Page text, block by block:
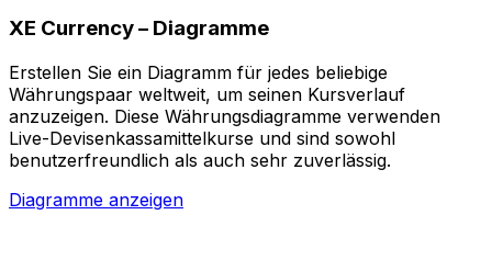
XE Currency – Diagramme
Erstellen Sie ein Diagramm für jedes beliebige
Währungspaar weltweit, um seinen Kursverlauf
anzuzeigen. Diese Währungsdiagramme verwenden
Live-Devisenkassamittelkurse und sind sowohl
benutzerfreundlich als auch sehr zuverlässig.
Diagramme anzeigen